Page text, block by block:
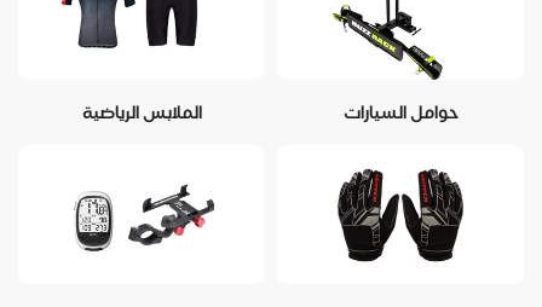
حوامل السيارات الملابس الرياضية